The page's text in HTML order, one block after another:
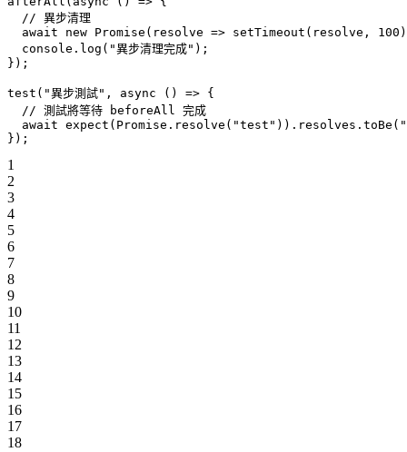
  // 異步清理
  await
new Promise ( resolve => setTimeout (resolve, 100
  console.
log ( "異步清理完成" );
});
test ( "異步測試" , async () => {
  // 測試將等待 beforeAll 完成
  await
expect ( Promise . resolve ( "test" )).resolves. toBe (
});
1
2
3
4
5
6
7
8
9
10
11
12
13
14
15
16
17
18